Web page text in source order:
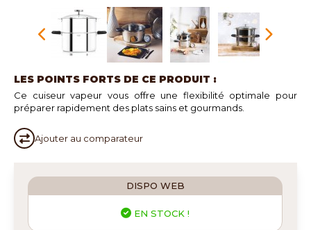
LES POINTS FORTS DE CE PRODUIT :
Ce cuiseur vapeur vous offre une flexibilité optimale pour
préparer rapidement des plats sains et gourmands.
Ajouter au comparateur
DISPO WEB
EN STOCK !